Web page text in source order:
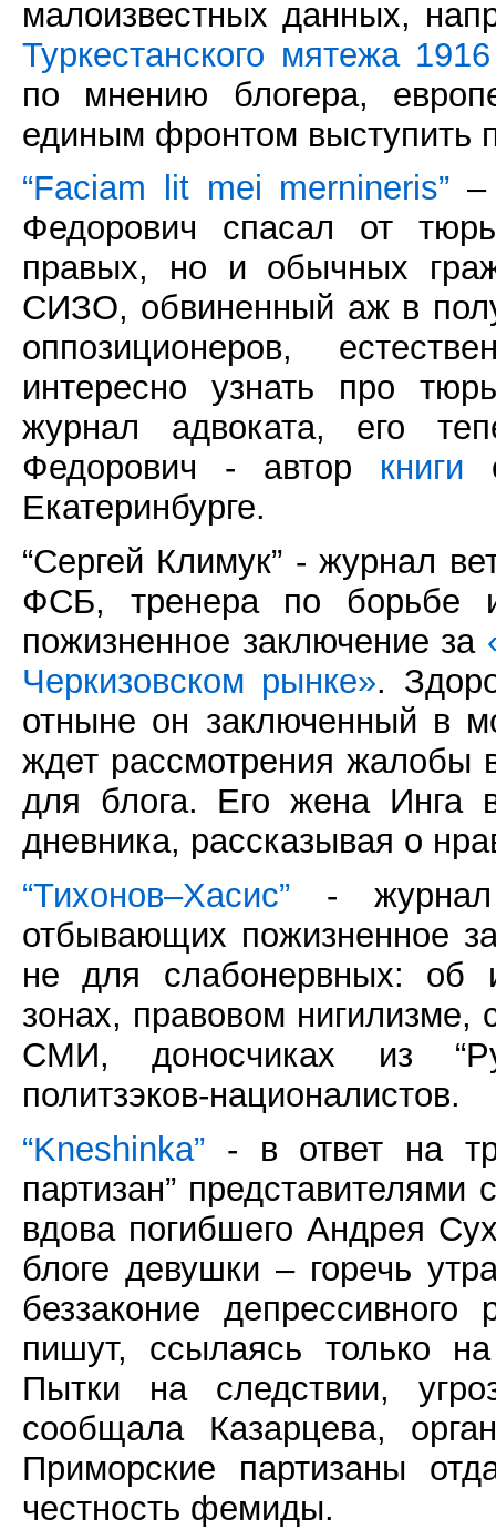
малоизвестных данных,
Туркестанского мятежа
по мнению блогера,
единым фронтом выступить
“Faciam lit mei mernineris” –
Федорович спасал от
правых, но и обычных
СИЗО, обвиненный аж в
оппозиционеров,
интересно узнать про
журнал адвоката, его
Федорович - автор книги
Екатеринбурге.
“Сергей Климук” - журнал
ФСБ, тренера по борьбе
пожизненное заключение за
Черкизовском рынке».
отныне он заключенный в
ждет рассмотрения жалобы
для блога. Его жена Инга
дневника, рассказывая о
“Тихонов–Хасис” - журнал
отбывающих пожизненное
не для слабонервных: об
зонах, правовом
СМИ, доносчиках из
политзэков-националистов.
“Kneshinka” - в ответ на
партизан”
вдова погибшего Андрея
блоге девушки – горечь
беззаконие
пишут, ссылаясь только
Пытки на следствии,
сообщала Казарцева,
Приморские партизаны
честность фемиды.